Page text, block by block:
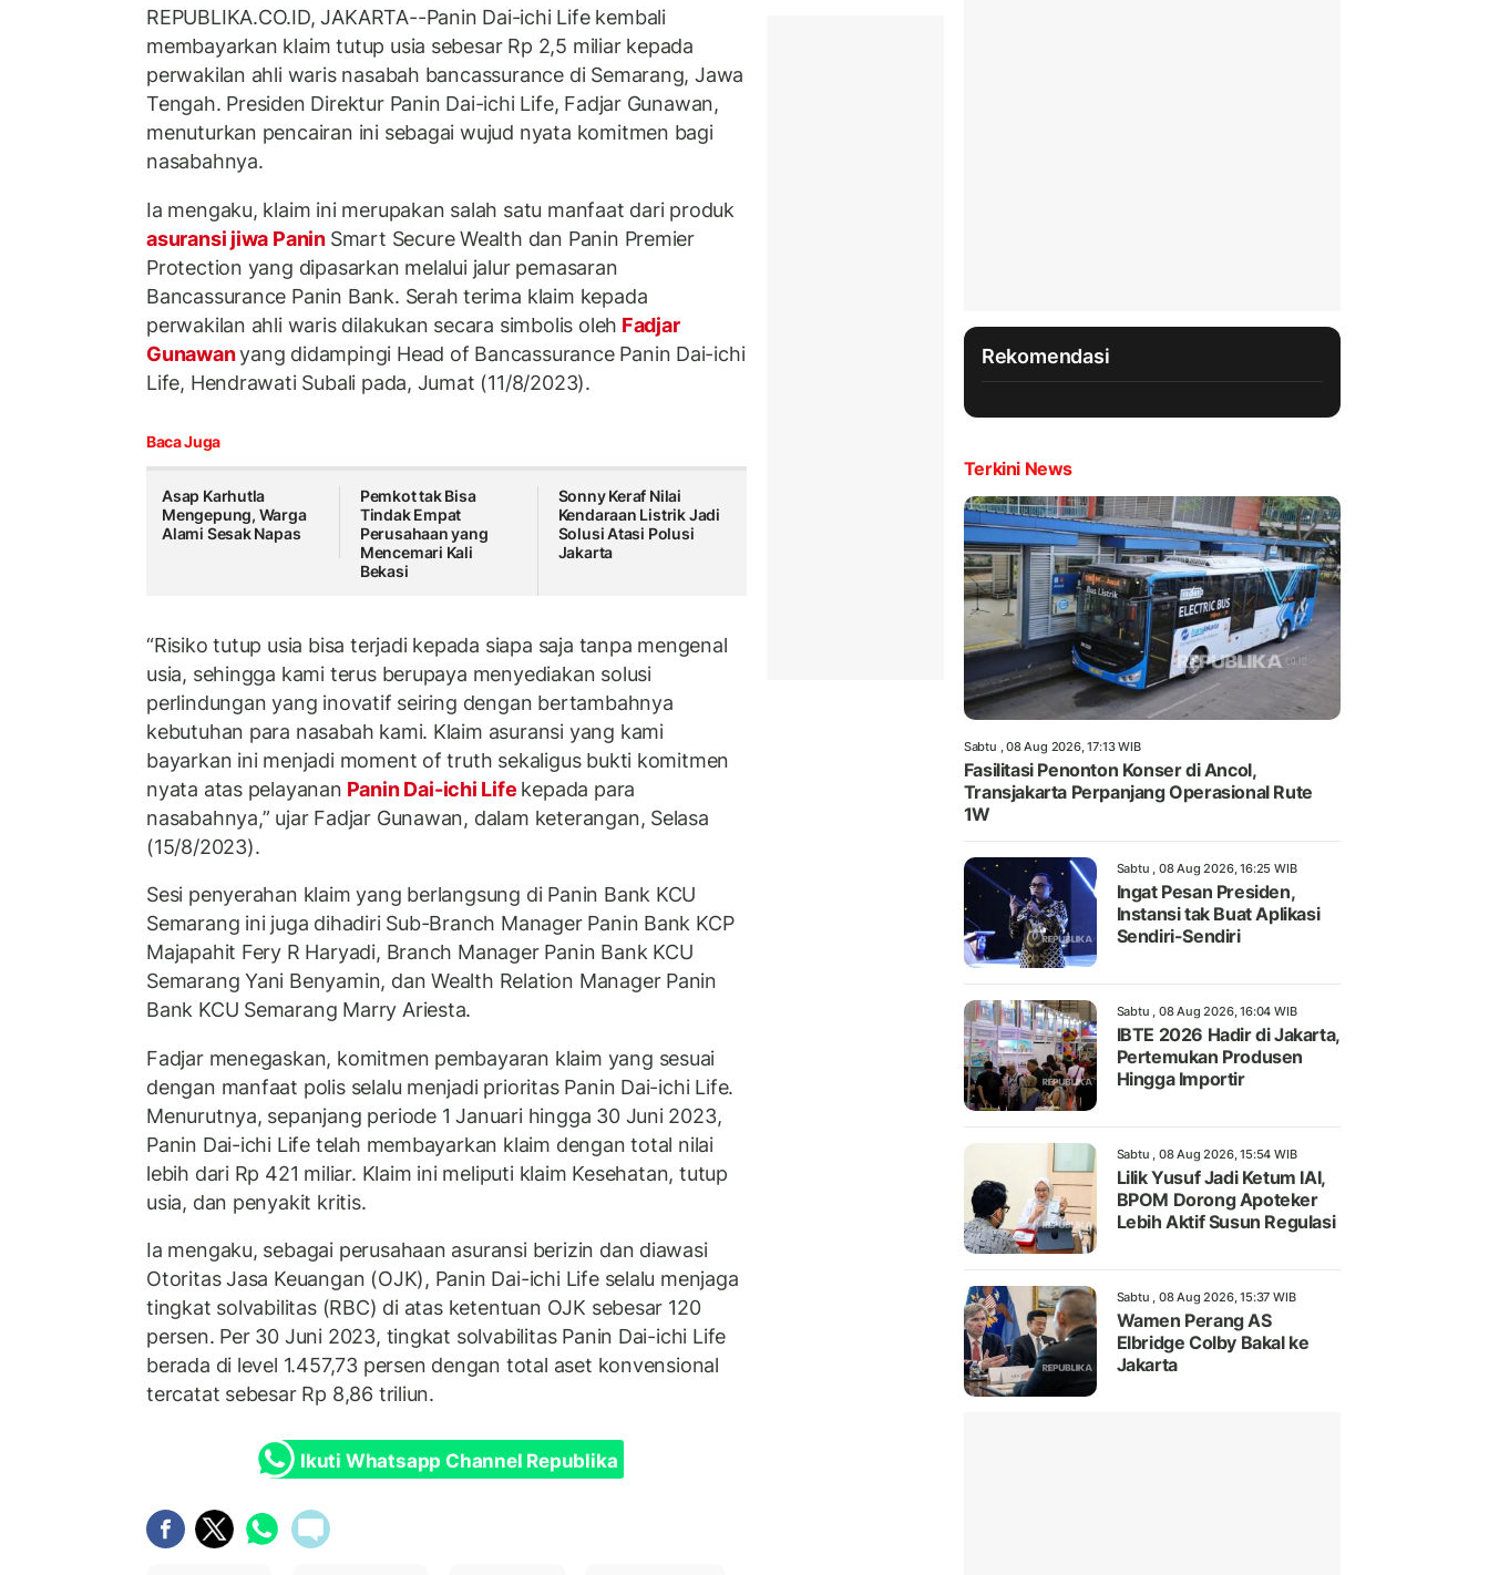
REPUBLIKA.CO.ID, JAKARTA--Panin Dai-ichi Life kembali
membayarkan klaim tutup usia sebesar Rp 2,5 miliar kepada
perwakilan ahli waris nasabah bancassurance di Semarang, Jawa
Tengah. Presiden Direktur Panin Dai-ichi Life, Fadjar Gunawan,
menuturkan pencairan ini sebagai wujud nyata komitmen bagi
nasabahnya.
Ia mengaku, klaim ini merupakan salah satu manfaat dari produk
asuransi jiwa Panin Smart Secure Wealth dan Panin Premier
Protection yang dipasarkan melalui jalur pemasaran
Bancassurance Panin Bank. Serah terima klaim kepada
perwakilan ahli waris dilakukan secara simbolis oleh Fadjar
Gunawanyang didampingi Head of Bancassurance Panin Dai-ichi
Life, Hendrawati Subali pada, Jumat (11/8/2023).
Baca Juga
Asap Karhutla
Mengepung, Warga
Alami Sesak Napas
Pemkot tak Bisa
Tindak Empat
Perusahaan yang
Mencemari Kali
Bekasi
Sonny Keraf Nilai
Kendaraan Listrik Jadi
Solusi Atasi Polusi
Jakarta
“Risiko tutup usia bisa terjadi kepada siapa saja tanpa mengenal
usia, sehingga kami terus berupaya menyediakan solusi
perlindungan yang inovatif seiring dengan bertambahnya
kebutuhan para nasabah kami. Klaim asuransi yang kami
bayarkan ini menjadi moment of truth sekaligus bukti komitmen
nyata atas pelayanan Panin Dai-ichi Life kepada para
nasabahnya,” ujar Fadjar Gunawan, dalam keterangan, Selasa
(15/8/2023).
Sesi penyerahan klaim yang berlangsung di Panin Bank KCU
Semarang ini juga dihadiri Sub-Branch Manager Panin Bank KCP
Majapahit Fery R Haryadi, Branch Manager Panin Bank KCU
Semarang Yani Benyamin, dan Wealth Relation Manager Panin
Bank KCU Semarang Marry Ariesta.
Fadjar menegaskan, komitmen pembayaran klaim yang sesuai
dengan manfaat polis selalu menjadi prioritas Panin Dai-ichi Life.
Menurutnya, sepanjang periode 1 Januari hingga 30 Juni 2023,
Panin Dai-ichi Life telah membayarkan klaim dengan total nilai
lebih dari Rp 421 miliar. Klaim ini meliputi klaim Kesehatan, tutup
usia, dan penyakit kritis.
Ia mengaku, sebagai perusahaan asuransi berizin dan diawasi
Otoritas Jasa Keuangan (OJK), Panin Dai-ichi Life selalu menjaga
tingkat solvabilitas (RBC) di atas ketentuan OJK sebesar 120
persen. Per 30 Juni 2023, tingkat solvabilitas Panin Dai-ichi Life
berada di level 1.457,73 persen dengan total aset konvensional
tercatat sebesar Rp 8,86 triliun.
Ikuti Whatsapp Channel Republika
Rekomendasi
Terkini News
Sabtu , 08 Aug 2026, 17:13 WIB
Fasilitasi Penonton Konser di Ancol,
Transjakarta Perpanjang Operasional Rute
1W
Sabtu , 08 Aug 2026, 16:25 WIB
Ingat Pesan Presiden,
Instansi tak Buat Aplikasi
Sendiri-Sendiri
Sabtu , 08 Aug 2026, 16:04 WIB
IBTE 2026 Hadir di Jakarta,
Pertemukan Produsen
Hingga Importir
Sabtu , 08 Aug 2026, 15:54 WIB
Lilik Yusuf Jadi Ketum IAI,
BPOM Dorong Apoteker
Lebih Aktif Susun Regulasi
Sabtu , 08 Aug 2026, 15:37 WIB
Wamen Perang AS
Elbridge Colby Bakal ke
Jakarta